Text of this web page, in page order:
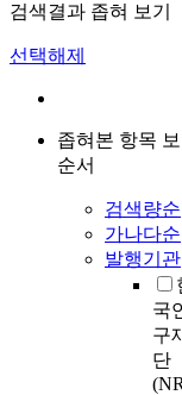
검색결과 좁혀 보기
선택해제
좁혀본 항목 보
순서
검색량순
가나다순
발행기관
국
구
단